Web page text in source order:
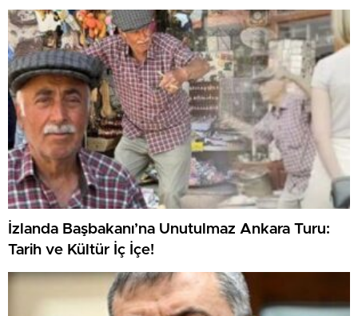
İzlanda Başbakanı’na Unutulmaz Ankara Turu:
Tarih ve Kültür İç İçe!